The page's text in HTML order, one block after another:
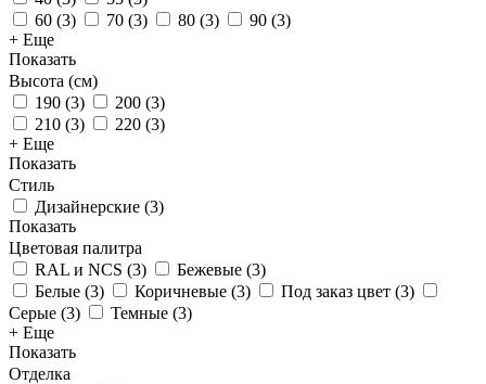
60 (3) 70 (3) 80 (3) 90 (3)
+ Еще
Показать
Высота (см)
190 (3) 200 (3)
210 (3) 220 (3)
+ Еще
Показать
Стиль
Дизайнерские (3)
Показать
Цветовая палитра
RAL и NCS (3) Бежевые (3)
Белые (3) Коричневые (3) Под заказ цвет (3)
Серые (3) Темные (3)
+ Еще
Показать
Отделка